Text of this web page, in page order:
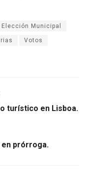
Elección Municipal
Votos
turístico en Lisboa.
en prórroga.